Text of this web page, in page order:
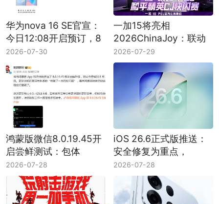
华为nova 16 SE官宣：
今日12:08开启预订，8
月5日正式发布
2026-07-30
一加15将亮相
2026ChinaJoy：联动
PEL举办和平精英CJ快
闪赛
2026-07-29
鸿蒙版微信8.0.19.45开
启尝鲜测试：包体
425.8MB，修复已知问
题
2026-07-28
iOS 26.6正式版推送：
安全修复为重点，
Spotlight体验或有优化
2026-07-28